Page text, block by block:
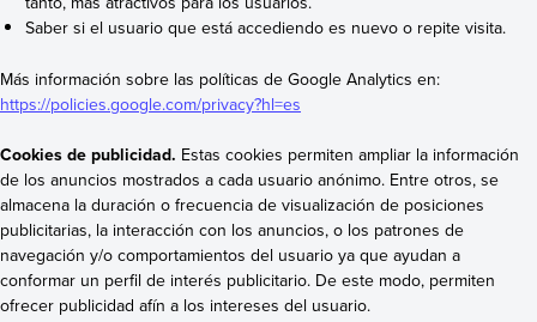
Saber si el usuario que está accediendo es nuevo o repite visita.
Más información sobre las políticas de Google Analytics en:
https://policies.google.com/privacy?hl=es
Cookies de publicidad. Estas cookies permiten ampliar la información
de los anuncios mostrados a cada usuario anónimo. Entre otros, se
almacena la duración o frecuencia de visualización de posiciones
publicitarias, la interacción con los anuncios, o los patrones de
navegación y/o comportamientos del usuario ya que ayudan a
conformar un perfil de interés publicitario. De este modo, permiten
ofrecer publicidad afín a los intereses del usuario.